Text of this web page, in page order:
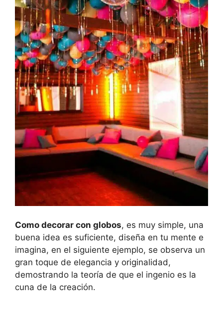
Como decorar con globos, es muy simple, una
buena idea es suficiente, diseña en tu mente e
imagina, en el siguiente ejemplo, se observa un
gran toque de elegancia y originalidad,
demostrando la teoría de que el ingenio es la
cuna de la creación.